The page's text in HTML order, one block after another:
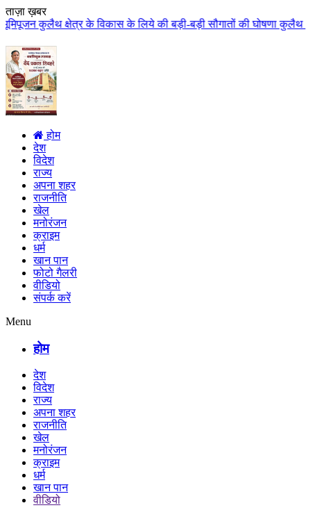
ताज़ा ख़बर
के लिये की बड़ी-बड़ी सौगातों की घोषणा कुलैथ क्षेत्र की जनता ने
होम
देश
विदेश
राज्य
अपना शहर
राजनीति
खेल
मनोरंजन
क्राइम
धर्म
खान पान
फोटो गैलरी
वीडियो
संपर्क करें
Menu
होम
देश
विदेश
राज्य
अपना शहर
राजनीति
खेल
मनोरंजन
क्राइम
धर्म
खान पान
वीडियो